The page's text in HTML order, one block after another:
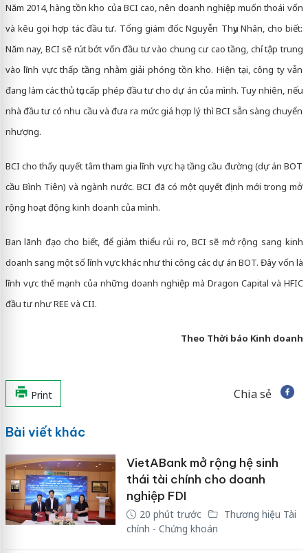
Năm 2014, hàng tồn kho của BCI cao, nên doanh nghiệp muốn thoái vốn
và kêu gọi hợp tác đầu tư. Tổng giám đốc Nguyễn Thụy Nhân, cho biết:
Năm nay, BCI sẽ rút bớt vốn đầu tư vào chung cư cao tầng, chỉ tập trung
vào lĩnh vực thấp tầng nhằm giải phóng tồn kho. Hiện tại, công ty vẫn
đang làm các thủ tục cấp phép đầu tư cho dự án của mình. Tuy nhiên, nếu
nhà đầu tư có nhu cầu và đưa ra mức giá hợp lý thì BCI sẵn sàng chuyển
nhượng.
BCI cho thấy quyết tâm tham gia lĩnh vực hạ tầng cầu đường (dự án BOT
cầu Bình Tiên) và ngành nước. BCI đã có một quyết định mới trong mở
rộng hoạt động kinh doanh của mình.
Ban lãnh đạo cho biết, để giảm thiểu rủi ro, BCI sẽ mở rộng sang kinh
doanh sang một số lĩnh vực khác như thi công các dự án BOT. Đây vốn là
lĩnh vực thế mạnh của những doanh nghiệp mà Dragon Capital và HFIC
đầu tư như REE và CII.
Theo Thời báo Kinh doanh
Print Chia sẻ
Bài viết khác
VietABank mở rộng hệ sinh
thái tài chính cho doanh
nghiệp FDI
20 phút trước
Thương hiệu Tài
chính - Chứng khoán